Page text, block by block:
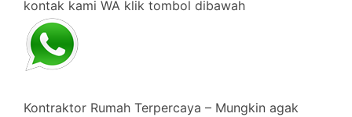
kontak kami WA klik tombol dibawah
Kontraktor Rumah Terpercaya – Mungkin agak